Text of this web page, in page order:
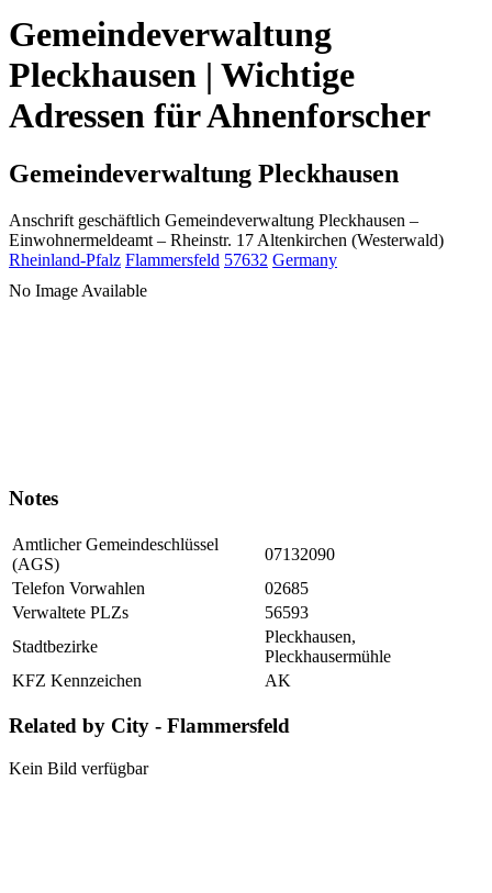
Gemeindeverwaltung
Pleckhausen | Wichtige
Adressen für Ahnenforscher
Gemeindeverwaltung Pleckhausen
Anschrift geschäftlich Gemeindeverwaltung Pleckhausen –
Einwohnermeldeamt – Rheinstr. 17 Altenkirchen (Westerwald)
Rheinland-Pfalz Flammersfeld 57632 Germany
No Image Available
Notes
Amtlicher Gemeindeschlüssel
(AGS)
07132090
Telefon Vorwahlen
02685
Verwaltete PLZs
56593
Stadtbezirke
Pleckhausen,
Pleckhausermühle
KFZ Kennzeichen
AK
Related by City - Flammersfeld
Kein Bild verfügbar